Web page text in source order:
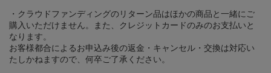
・クラウドファンディングのリターン品はほかの商品と一緒にご
購入いただけません。また、クレジットカードのみのお支払いと
なります。
お客様都合によるお申込み後の返金・キャンセル・交換は対応い
たしかねますので、何卒ご了承ください。